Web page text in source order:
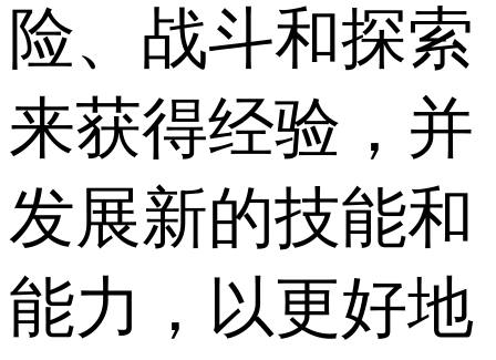
险、战斗和探索
来获得经验，并
发展新的技能和
能力，以更好地